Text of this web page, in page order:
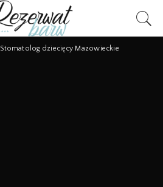
Stomatolog dziecięcy Mazowieckie